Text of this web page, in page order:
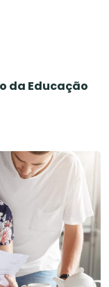
da Educação